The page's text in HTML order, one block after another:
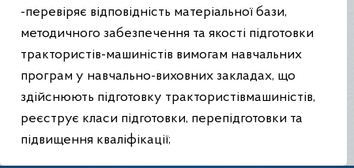
-перевіряє відповідність матеріальної бази,
методичного забезпечення та якості підготовки
трактористів-машиністів вимогам навчальних
програм у навчально-виховних закладах, що
здійснюють підготовку трактористівмашиністів,
реєструє класи підготовки, перепідготовки та
підвищення кваліфікації;